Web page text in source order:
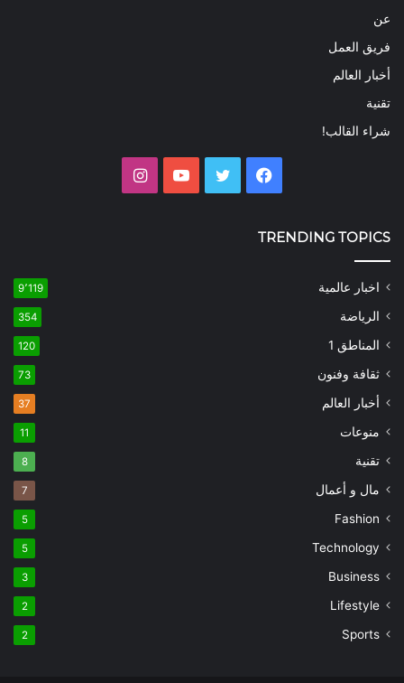
عن
فريق العمل
أخبار العالم
تقنية
شراء القالب!
فيسبوك تويتر يوتيوب
TRENDING TOPICS
اخبار عالمية 9٬119
الرياضة 354
المناطق 1 120
ثقافة وفنون 73
أخبار العالم 37
منوعات 11
تقنية 8
مال و أعمال 7
Fashion
5
Technology
5
Business
3
Lifestyle
2
Sports
2